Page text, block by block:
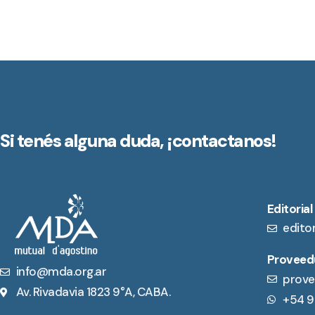
Si tenés alguna duda,¡contactanos!
info@mda.org.ar
Av. Rivadavia 1823 9°A, CABA.
Editorial
+54